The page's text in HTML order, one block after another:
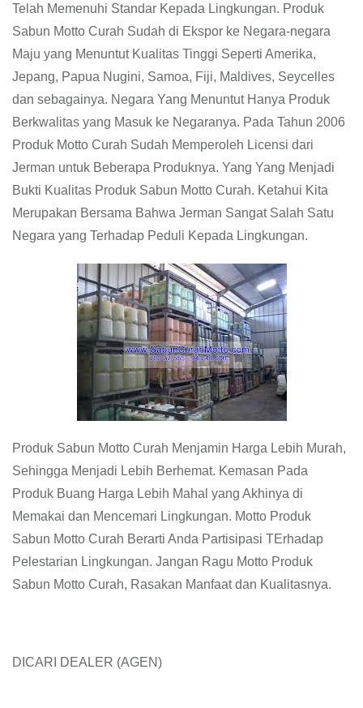
Telah Memenuhi Standar Kepada Lingkungan. Produk
Sabun Motto Curah Sudah di Ekspor ke Negara-negara
Maju yang Menuntut Kualitas Tinggi Seperti Amerika,
Jepang, Papua Nugini, Samoa, Fiji, Maldives, Seycelles
dan sebagainya. Negara Yang Menuntut Hanya Produk
Berkwalitas yang Masuk ke Negaranya. Pada Tahun 2006
Produk Motto Curah Sudah Memperoleh Licensi dari
Jerman untuk Beberapa Produknya. Yang Yang Menjadi
Bukti Kualitas Produk Sabun Motto Curah. Ketahui Kita
Merupakan Bersama Bahwa Jerman Sangat Salah Satu
Negara yang Terhadap Peduli Kepada Lingkungan.
Produk Sabun Motto Curah Menjamin Harga Lebih Murah,
Sehingga Menjadi Lebih Berhemat. Kemasan Pada
Produk Buang Harga Lebih Mahal yang Akhinya di
Memakai dan Mencemari Lingkungan. Motto Produk
Sabun Motto Curah Berarti Anda Partisipasi TErhadap
Pelestarian Lingkungan. Jangan Ragu Motto Produk
Sabun Motto Curah, Rasakan Manfaat dan Kualitasnya.
DICARI DEALER (AGEN)